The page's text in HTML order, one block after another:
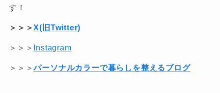
す！
＞＞＞X(旧Twitter)
＞＞＞ Instagram
＞＞＞パーソナルカラーで暮らしを整えるブログ